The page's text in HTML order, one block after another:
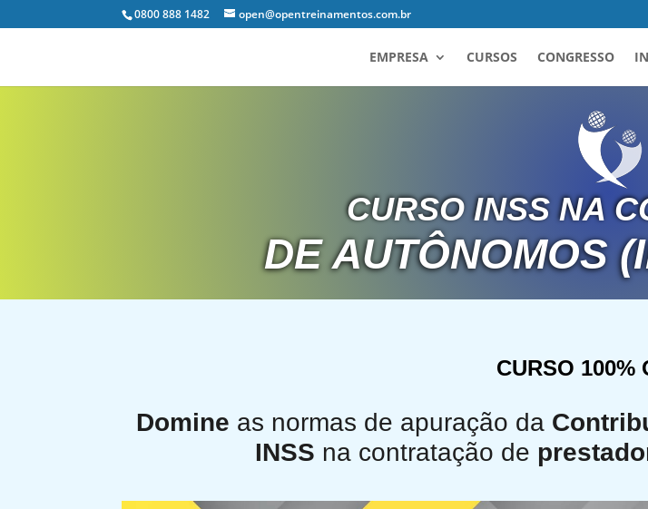
0800 888 1482 open@opentreinamentos.com.br
EMPRESA CURSOS CONGRESSO
CURSO INSS NA
DE AUTÔNOMOS
CURSO 100%
Domine as normas de apuração da
INSS na contratação de